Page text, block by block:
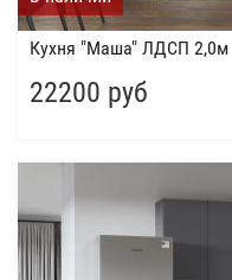
Кухня "Маша" ЛДСП 2,0м
22200 руб